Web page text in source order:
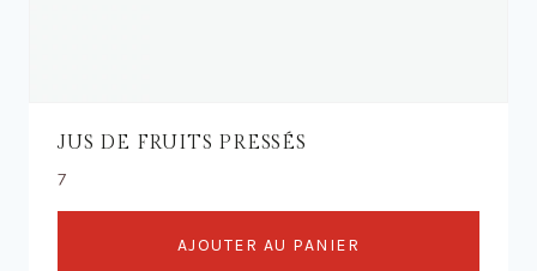
JUS DE FRUITS PRESSÉS
7
AJOUTER AU PANIER